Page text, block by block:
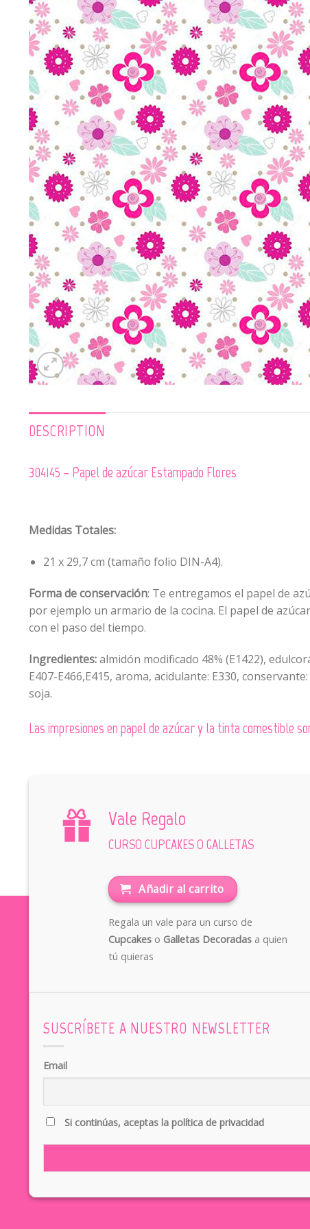
DESCRIPTION
304145 – Papel de azúcar Estampado Flores
Medidas Totales:
21 x 29,7 cm (tamaño folio DIN-A4).
Forma de conservación: Te entregamos el papel de
por ejemplo un armario de la cocina. El papel de
con el paso del tiempo.
Ingredientes:almidón modificado 48% (E1422),
E407-E466,E415, aroma, acidulante: E330,
soja.
Las impresiones en papel de azúcar y la tinta comestible
Vale Regalo
CURSO CUPCAKES O GALLETAS
Añadir al carrito
Regala un vale para un curso de
Cupcakes o Galletas Decoradas a quien
tú quieras
SUSCRÍBETE A NUESTRO NEWSLETTER
Email
Si continúas, aceptas la política de privacidad